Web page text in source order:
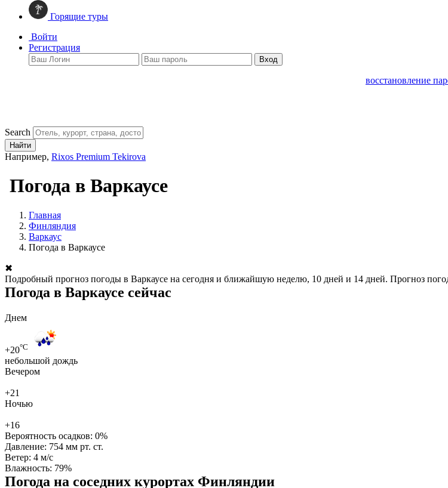
Горящие туры
Войти
Регистрация
Вход
восстановление
Search
Найти
Например, Rixos Premium Tekirova
Погода в Варкаусе
Главная
Финляндия
Варкаус
Погода в Варкаусе
✖
Подробный прогноз погоды в Варкаусе на сегодня и ближайшую неделю, 10 дней и 14 дней. Прогноз
Погода в Варкаусе сейчас
Днем
+20°C
небольшой дождь
Вечером
+21
Ночью
+16
Вероятность осадков: 0%
Давление: 754 мм рт. ст.
Ветер: 4 м/с
Влажность: 79%
Погода на соседних курортах Финляндии